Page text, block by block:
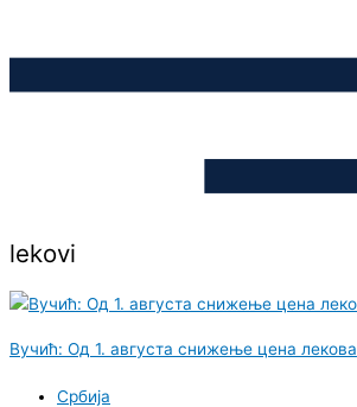
lekovi
Вучић: Од 1. августа снижење цена лекова
Србија